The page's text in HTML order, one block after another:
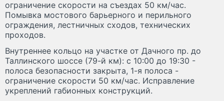
ограничение скорости на съездах 50 км/час.
Помывка мостового барьерного и перильного
ограждения, лестничных сходов, технических
проходов.
Внутреннее кольцо на участке от Дачного пр. до
Таллинского шоссе (79-й км): с 10:00 до 19:30 -
полоса безопасности закрыта, 1-я полоса -
ограничение скорости 50 км/час. Исправление
укреплений габионных конструкций.